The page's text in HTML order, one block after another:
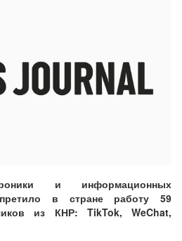
и информационных
в стране работу 59
из КНР: TikTok, WeChat,